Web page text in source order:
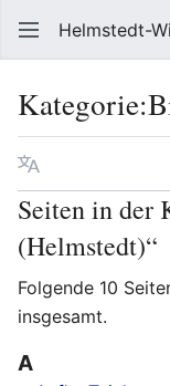
Helmstedt-
Kategorie:
Sprache
Seiten in der
(Helmstedt)“
Folgende 10
insgesamt.
A